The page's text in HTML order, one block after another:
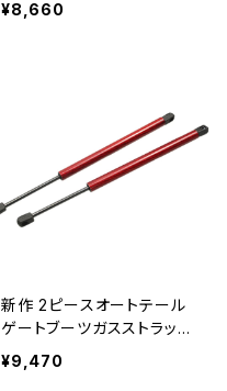
プリングショックダンパーO
¥8,660
新作 2ピースオートテール
ゲートブーツガスストラット
ショックストラットダンパー
リフトサポートカーボンファ
¥9,470